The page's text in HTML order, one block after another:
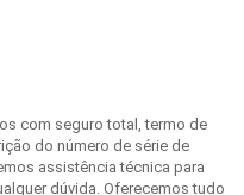
com seguro total, termo de
do número de série de
assistência técnica para
dúvida. Oferecemos tudo